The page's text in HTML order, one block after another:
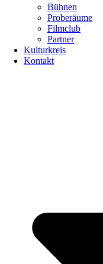
Bühnen
Proberäume
Filmclub
Partner
Kulturkreis
Kontakt